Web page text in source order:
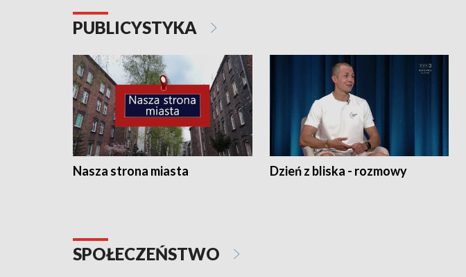
PUBLICYSTYKA
Nasza strona miasta Dzień z bliska - rozmowy
SPOŁECZEŃSTWO